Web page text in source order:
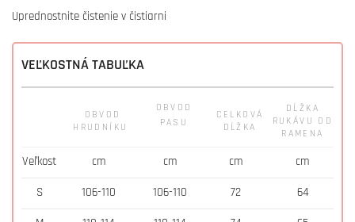
VEĽKOSTNÁ TABUĽKA
OBVOD
HRUDNÍKU
OBVOD
PASU
CELKOVÁ
DĹŽKA
DĹŽKA
RUKÁVU OD
RAMENA
Veľkost cm cm cm cm
S 106-110 106-110 72 64
Uprednostnite čistenie v čistiarni